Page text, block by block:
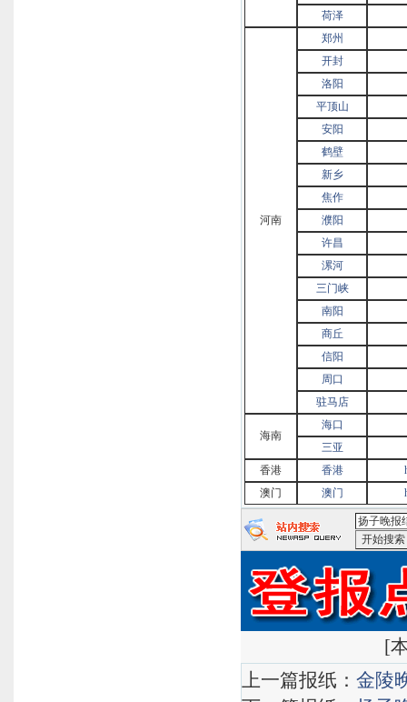
荷泽
河南
郑州
开封
洛阳
平顶山
安阳
鹤壁
新乡
焦作
濮阳
许昌
漯河
三门峡
南阳
商丘
信阳
周口
驻马店
海南
海口
三亚
香港
香港
澳门
澳门
[
上一篇报纸： 金陵